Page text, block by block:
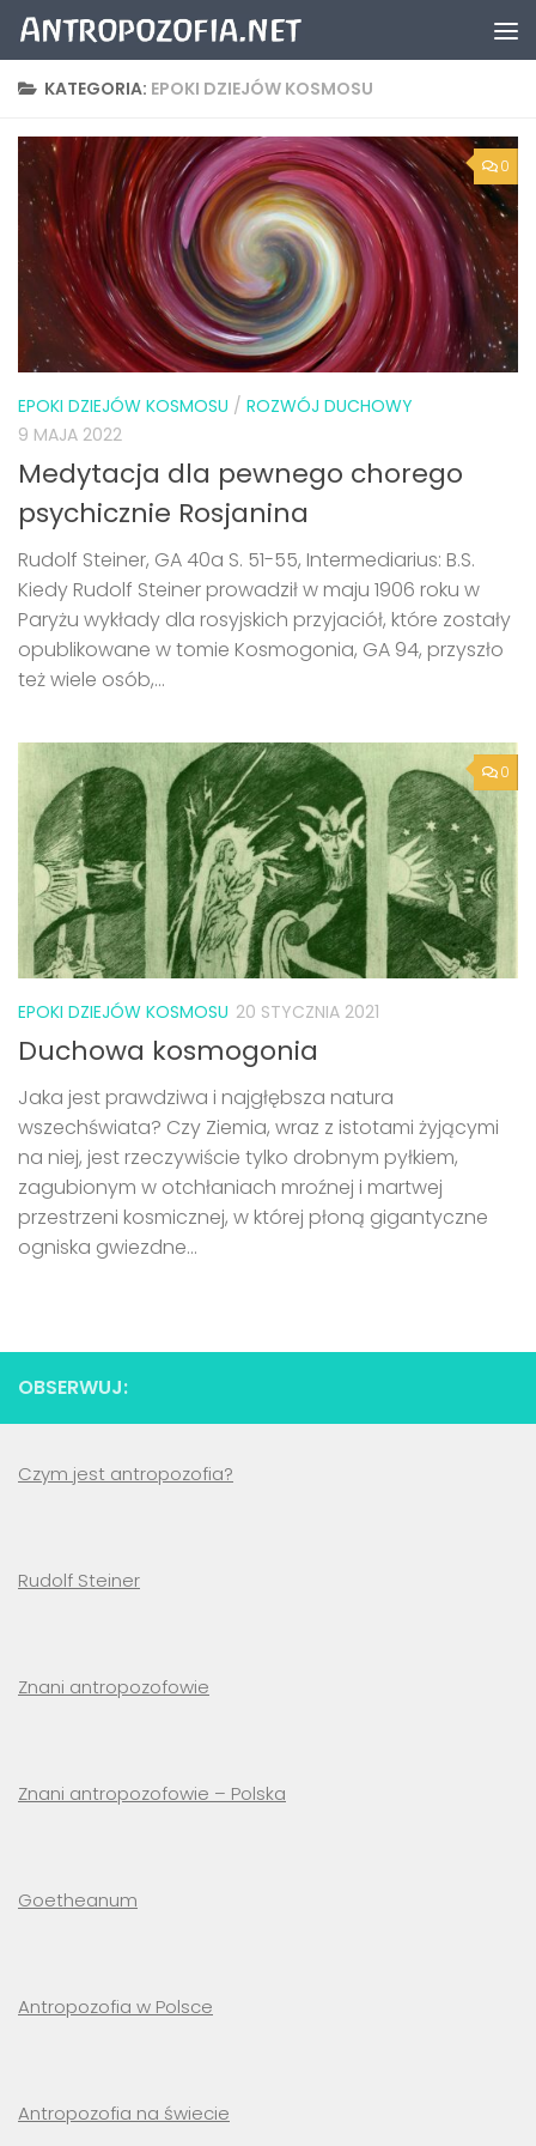
Przeskocz do treści
KATEGORIA: EPOKI DZIEJÓW KOSMOSU
0
EPOKI DZIEJÓW KOSMOSU / ROZWÓJ DUCHOWY
9 MAJA 2022
Medytacja dla pewnego chorego
psychicznie Rosjanina
Rudolf Steiner, GA 40a S. 51-55, Intermediarius: B.S.
Kiedy Rudolf Steiner prowadził w maju 1906 roku w
Paryżu wykłady dla rosyjskich przyjaciół, które zostały
opublikowane w tomie Kosmogonia, GA 94, przyszło
też wiele osób,...
0
EPOKI DZIEJÓW KOSMOSU 20 STYCZNIA 2021
Duchowa kosmogonia
Jaka jest prawdziwa i najgłębsza natura
wszechświata? Czy Ziemia, wraz z istotami żyjącymi
na niej, jest rzeczywiście tylko drobnym pyłkiem,
zagubionym w otchłaniach mroźnej i martwej
przestrzeni kosmicznej, w której płoną gigantyczne
ogniska gwiezdne...
OBSERWUJ:
Czym jest antropozofia?
Rudolf Steiner
Znani antropozofowie
Znani antropozofowie – Polska
Goetheanum
Antropozofia w Polsce
Antropozofia na świecie